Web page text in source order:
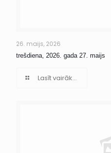
26. maijs, 2026
trešdiena, 2026. gada 27. maijs
Lasīt vairāk...